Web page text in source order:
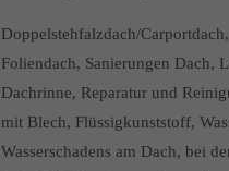
Doppelstehfalzdach/
Foliendach, Sanierungen Dach,
Dachrinne, Reparatur und
mit Blech, Flüssigkunststoff,
Wasserschadens am Dach, bei